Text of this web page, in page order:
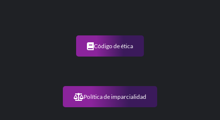
Código de ética
Política de imparcialidad